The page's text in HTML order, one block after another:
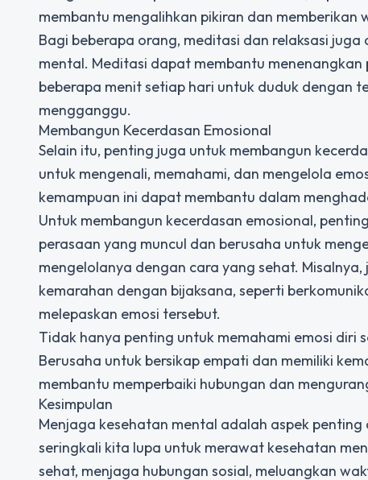
membantu mengalihkan pikiran dan
Bagi beberapa orang, meditasi dan relaksasi
mental. Meditasi dapat membantu
beberapa menit setiap hari untuk duduk dengan
mengganggu.
Membangun Kecerdasan Emosional
Selain itu, penting juga untuk membangun
untuk mengenali, memahami, dan mengelola
kemampuan ini dapat membantu dalam
Untuk membangun kecerdasan emosional,
perasaan yang muncul dan berusaha untuk
mengelolanya dengan cara yang sehat.
kemarahan dengan bijaksana, seperti
melepaskan emosi tersebut.
Tidak hanya penting untuk memahami emosi diri
Berusaha untuk bersikap empati dan memiliki
membantu memperbaiki hubungan dan
Kesimpulan
Menjaga kesehatan mental adalah aspek
seringkali kita lupa untuk merawat kesehatan
sehat, menjaga hubungan sosial, meluangkan